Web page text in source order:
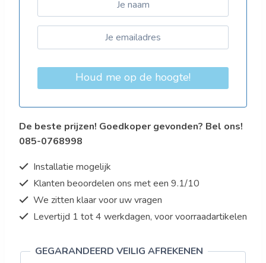
Houd me op de hoogte!
De beste prijzen! Goedkoper gevonden? Bel ons!
085-0768998
Installatie mogelijk
Klanten beoordelen ons met een 9.1/10
We zitten klaar voor uw vragen
Levertijd 1 tot 4 werkdagen, voor voorraadartikelen
GEGARANDEERD VEILIG AFREKENEN